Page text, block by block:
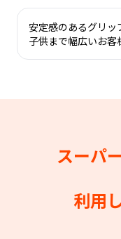
安定感のあるグリッ
子供まで幅広いお
スーパ
利用